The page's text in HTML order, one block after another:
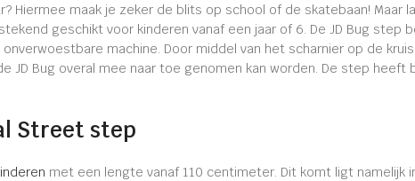
Hiermee maak je zeker de blits op school of de skatebaan!
geschikt voor kinderen vanaf een jaar of 6. De JD Bug step
machine. Door middel van het scharnier op de
JD Bug overal mee naar toe genomen kan worden. De step heeft
Street step
met een lengte vanaf 110 centimeter. Dit komt ligt